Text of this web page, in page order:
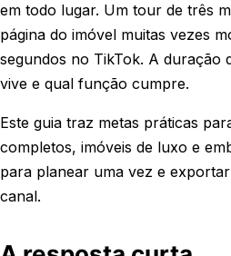
em todo lugar. Um tour de três
página do imóvel muitas vezes
segundos no TikTok. A duração
vive e qual função cumpre.
Este guia traz metas práticas
completos, imóveis de luxo e
para planear uma vez e
canal.